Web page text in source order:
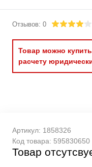
Отзывов: 0
Товар можно
расчету
Артикул: 1858326
Код товара: 595830650
Товар